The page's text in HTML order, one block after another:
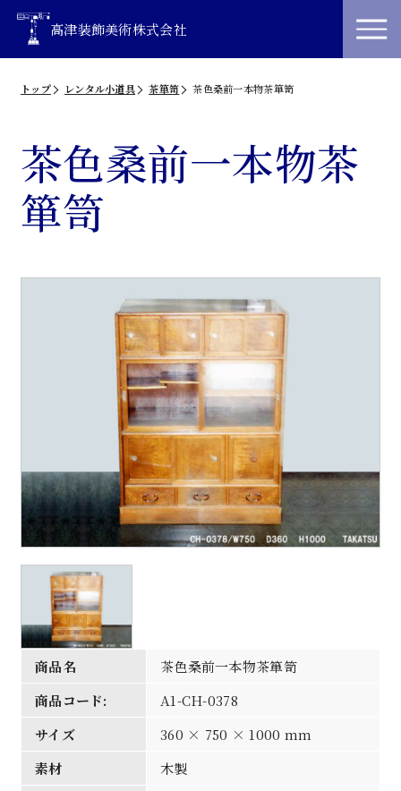
高津装飾美術株式会社
トップ レンタル小道具 茶箪笥 茶色桑前一本物茶箪笥
茶色桑前一本物茶
箪笥
商品名
茶色桑前一本物茶箪笥
商品コード:
A1-CH-0378
サイズ
360 × 750 × 1000 mm
素材
木製